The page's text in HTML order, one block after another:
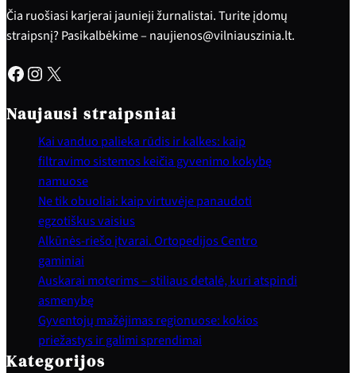
Čia ruošiasi karjerai jaunieji žurnalistai. Turite įdomų
straipsnį? Pasikalbėkime – naujienos@vilniauszinia.lt.
Facebook Instagram X
Naujausi straipsniai
Kai vanduo palieka rūdis ir kalkes: kaip
filtravimo sistemos keičia gyvenimo kokybę
namuose
Ne tik obuoliai: kaip virtuvėje panaudoti
egzotiškus vaisius
Alkūnės-riešo įtvarai. Ortopedijos Centro
gaminiai
Auskarai moterims – stiliaus detalė, kuri atspindi
asmenybę
Gyventojų mažėjimas regionuose: kokios
priežastys ir galimi sprendimai
Kategorijos